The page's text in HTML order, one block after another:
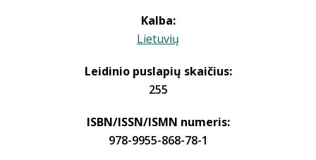
Kalba:
Lietuvių
Leidinio puslapių skaičius:
255
ISBN/ISSN/ISMN numeris:
978-9955-868-78-1